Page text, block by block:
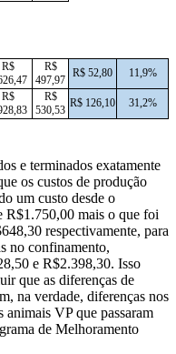
R$
R$
497,97
R$ 52,80 11,9%
R$
R$
530,53
R$ 126,10 31,2%
e terminados exatamente
os custos de produção
um custo desde o
R$1.750,00 mais o que foi
respectivamente, para
no confinamento,
e R$2.398,30. Isso
que as diferenças de
na verdade, diferenças nos
animais VP que passaram
de Melhoramento